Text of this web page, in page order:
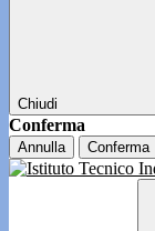
Chiudi
Conferma
Annulla Conferma